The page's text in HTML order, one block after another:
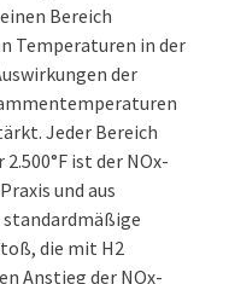
Bereich
Temperaturen in der
der
Jeder Bereich
ist der NOx-
und aus
standardmäßige
die mit H2
Anstieg der NOx-